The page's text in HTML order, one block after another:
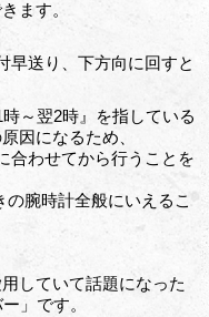
ます。
早送り、下方向に回すと
～翌2時』を指している
因になるため、
合わせてから行うことを
腕時計全般にいえるこ
していて話題になった
」です。